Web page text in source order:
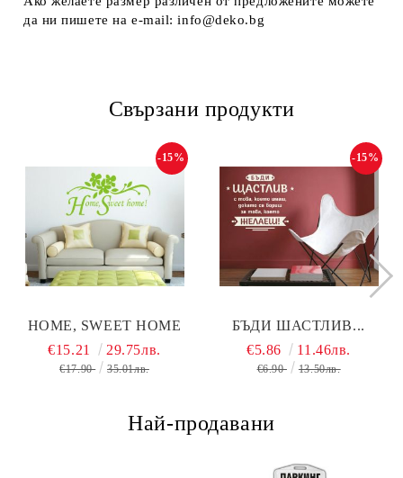
да ни пишете на e-mail: info@deko.bg
Свързани продукти
HOME, SWEET HOME
-15%
€15.21 29.75лв.
€17.90 35.01лв.
БЪДИ ШАСТЛИВ...
-15%
€5.86 11.46лв.
€6.90 13.50лв.
Най-продавани